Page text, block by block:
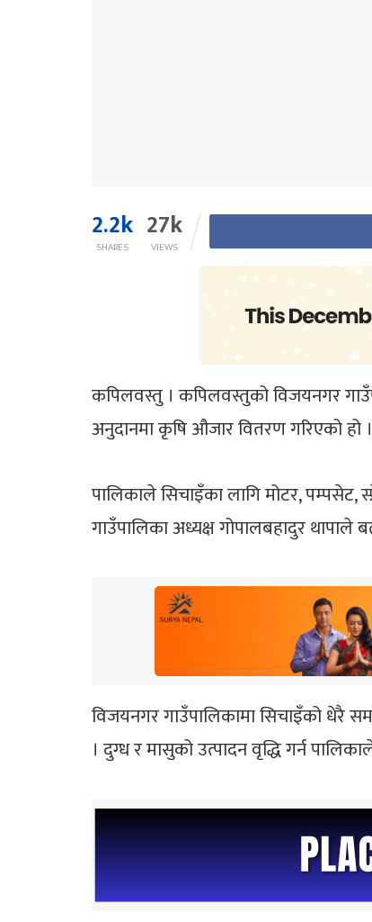
2.2k
SHARES
27k
VIEWS
कपिलवस्तु । कपिलवस्तुको विजयनगर
अनुदानमा कृषि औजार वितरण गरिएको हो ।
पालिकाले सिचाइँका लागि मोटर,
गाउँपालिका अध्यक्ष गोपालबहादुर थापाले
विजयनगर गाउँपालिकामा सिचाइँको धेरै
। दुग्ध र मासुको उत्पादन वृद्धि गर्न